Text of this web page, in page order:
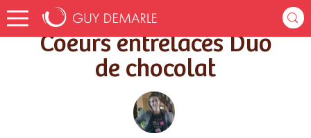
Accueil Recettes Coeurs entrelacés Duo de chocolat
Coeurs entrelacés Duo
de chocolat